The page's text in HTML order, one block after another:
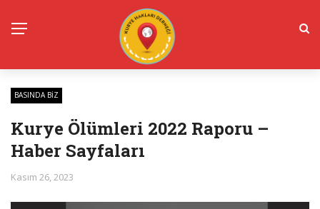
BASINDA BIZ
Kurye Ölümleri 2022 Raporu –
Haber Sayfaları
Kasım 26, 2023